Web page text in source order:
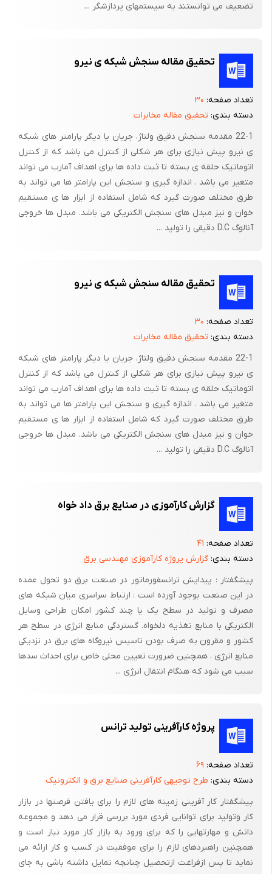
اگر ولتاژ ورودی دارای شکل موج سینوسی با دامنه باشد دامنه جریان
متوسط جریان را نشان خواهد داد . با توجه به تعریف مقدار متوسط
یک تابع متناوب داریم :
فرمول (5-2)
ولتاژ DC دوسر مقاومت ، از ضرب مقاومت در جریان بدست
بدست آمد ، بدست می آید . در مورد ولتاژ دوسر دیود دو حالت وجود
دارد ، اولاً هنگامیکه دیود قطع است ، تمام ولتاژ ورودی در دوسر دیود
بنابراین ولتاژ دوسر دیود عبارت است از :
فرمول (6-2)
مقادیر موثر جریان و ولتاژ نیز از روابط زیر بدست می آید:
فرمول (7-2)
فرمول (8-2)
* بازده یکسوکننده نیم موج :
نسبت توان DC تحویلی به مقاومت بار به توان متوسط ورودی را می
توان به عنوان بازده یکسوکننده تعریف نمود که برابر است با :
* یکسوساز تمام موج :
که هرکدام
در یکی از نیم سیکلهای ولتاژ سینوسی ورودی هدایت می کند ، در نیم
سیکل مثبت ولتاژ ورودی ، فقط دیود هدایت نموده و جریان را از
مقاومت بار عبور می دهد و در نیم سیکل منفی ولتاژ ورودی ، دیود
هدایت نموده و جریان به مقاومت بار می رسد .
* مقادیر متوسط جریان و ولتاژ :
اگر مدار یکسوساز تمام موج را با یکسوساز نیم موج مقایسه کنیم
است .
و ولتاژ DC نیز از ضرب جریان بدست آمده بالا در مقاومت بدست می
آید .
* حداکثر ولتاژ معکوس :
تضعیف می توانستند به سیستمهای پردازشگر ...
تحقیق مقاله سنجش شبکه ی نیرو
تعداد صفحه: ۳۰
دسته بندی: تحقیق مقاله مخابرات
22-1 مقدمه سنجش دقیق ولتاژ، جریان یا دیگر پارامتر های شبکه
ی نیرو پیش نیازی برای هر شکلی از کنترل می باشد که از کنترل
اتوماتیک حلقه ی بسته تا ثبت داده ها برای اهداف آمارب می تواند
متغیر می باشد . اندازه گیری و سنجش این پارامتر ها می تواند به
طرق مختلف صورت گیرد که شامل استفاده از ابزار ها ی مستقیم
خوان و نیز مبدل های سنجش الکتریکی می باشد. مبدل ها خروجی
آنالوگ D.C دقیقی را تولید ...
تحقیق مقاله سنجش شبکه ی نیرو
تعداد صفحه: ۳۰
دسته بندی: تحقیق مقاله مخابرات
22-1 مقدمه سنجش دقیق ولتاژ، جریان یا دیگر پارامتر های شبکه
ی نیرو پیش نیازی برای هر شکلی از کنترل می باشد که از کنترل
اتوماتیک حلقه ی بسته تا ثبت داده ها برای اهداف آمارب می تواند
متغیر می باشد . اندازه گیری و سنجش این پارامتر ها می تواند به
طرق مختلف صورت گیرد که شامل استفاده از ابزار ها ی مستقیم
خوان و نیز مبدل های سنجش الکتریکی می باشد. مبدل ها خروجی
آنالوگ D.C دقیقی را تولید ...
گزارش کارآموزی در صنایع برق داد خواه
تعداد صفحه: ۴۱
دسته بندی: گزارش پروژه کارآموزی مهندسی برق
پیشگفتار : پیدایش ترانسفورماتور در صنعت برق دو تحول عمده
در این صنعت بوجود آورده است : ارتباط سراسری میان شبکه های
مصرف و تولید در سطح یک یا چند کشور امکان طراحی وسایل
الکتریکی با منابع تغذیه دلخواه. گستردگی منابع انرژی در سطح هر
کشور و مقرون به صرف بودن تاسیس نیروگاه های برق در نزدیکی
منابع انرژی ، همچنین ضرورت تعیین محلی خاص برای احداث سدها
سبب می شود که هنگام انتقال انرژی ...
پروژه کارآفرینی تولید ترانس
تعداد صفحه: ۶۹
دسته بندی: طرح توجیهی کارآفرینی صنایع برق و الکترونیک
پیشگفتار کار آفرینی زمینه های لازم را برای یافتن فرصتها در بازار
کار وتولید برای توانایی فردی مورد بررسی قرار می دهد و مجموعه
دانش و مهارتهایی را که برای ورود به بازار کار مورد نیاز است و
همچنین راهبردهای لازم را برای موفقیت در کسب و کار ارائه می
نماید تا پس ازفراغت ازتحصیل چنانچه تمایل داشته باشی به جای